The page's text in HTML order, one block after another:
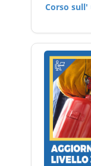
Corso sull'